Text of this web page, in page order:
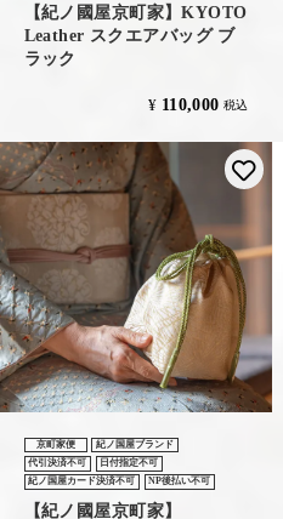
【紀ノ國屋京町家】KYOTO
Leather スクエアバッグ ブ
ラック
¥ 110,000 税込
京町家便
紀ノ国屋ブランド
代引決済不可
日付指定不可
紀ノ国屋カード決済不可
NP後払い不可
【紀ノ國屋京町家】